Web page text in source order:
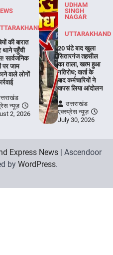
की बारात
पहुँची
सार्वजनिक
पर जाम
वाले लोगों
न्यूज़
2, 2026
UDHAM
SINGH
NAGAR
UTTARAKHAND
20 घंटे बाद खुला
सितारगंज तहसील
का ताला, खत्म हुआ
गतिरोध; वार्ता के
बाद कर्मचारियों ने
वापस लिया आंदोलन
उत्तराखंड
एक्स्प्रेस न्यूज़
July 30, 2026
Express News | Ascendoor
by WordPress.